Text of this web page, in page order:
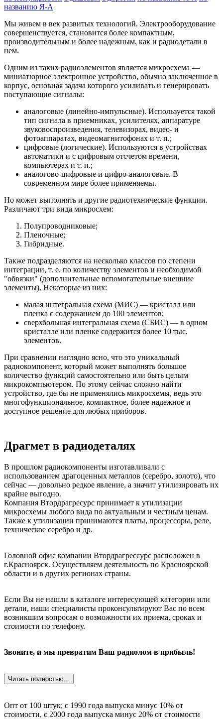
названию Я-А
Мы живем в век развитых технологий. Электрооборудование
совершенствуется, становится более компактным,
производительным и более надежным, как и радиодетали в
нем.
Одним из таких радиоэлементов является микросхема —
миниатюрное электронное устройство, обычно заключенное в
корпус, основная задача которого усиливать и генерировать
поступающие сигналы:
аналоговые (линейно-импульсные). Используется такой
тип сигнала в приемниках, усилителях, аппаратуре
звуковоспроизведения, телевизорах, видео- и
фотоаппаратах, видеомагнитофонах и т. п.;
цифровые (логические). Используются в устройствах
автоматики и с цифровым отсчетом времени,
компьютерах и т. п.;
аналогово-цифровые и цифро-аналоговые. В
современном мире более применяемы.
Но может выполнять и другие радиотехнические функции.
Различают три вида микросхем:
Полупроводниковые;
Пленочные;
Гибридные.
Также подразделяются на несколько классов по степени
интеграции, т. е. по количеству элементов и необходимой
"обвязки" (дополнительные вспомогательные внешние
элементы). Некоторые из них:
малая интегральная схема (МИС) — кристалл или
пленка с содержанием до 100 элементов;
сверхбольшая интегральная схема (СБИС) — в одном
кристалле или пленке содержится более 10 тыс.
элементов.
При сравнении наглядно ясно, что это уникальный
радиокомпонент, который может выполнять большое
количество функций самостоятельно или быть целым
микрокомпьютером. По этому сейчас сложно найти
устройство, где бы не применялись микросхемы, ведь это
многофункциональное, компактное, более надежное и
доступное решение для любых приборов.
Драгмет в радиодеталях
В прошлом радиокомпоненты изготавливали с
использованием драгоценных металлов (серебро, золото), что
сейчас — довольно редкое явление, а значит утилизировать их
крайне выгодно.
Компания Втордрагресурс принимает к утилизации
микросхемы любого вида по актуальным и честным ценам.
Также к утилизации принимаются платы, процессоры, реле,
техническое серебро и др.
Головной офис компании Втордрагрессурс расположен в
г.Красноярск. Осуществляем деятельность по Красноярской
области и в других регионах страны.
Если Вы не нашли в каталоге интересующей категории или
детали, наши специалисты проконсультируют Вас по всем
возникшим вопросам о возможности их приема, сроках и
стоимости по телефону.
Звоните, и мы превратим Ваш радиолом в прибыль!
Читать полностью...
Опт от 100 штук; c 1990 года выпуска минус 10% от
стоимости, c 2000 года выпуска минус 20% от стоимости